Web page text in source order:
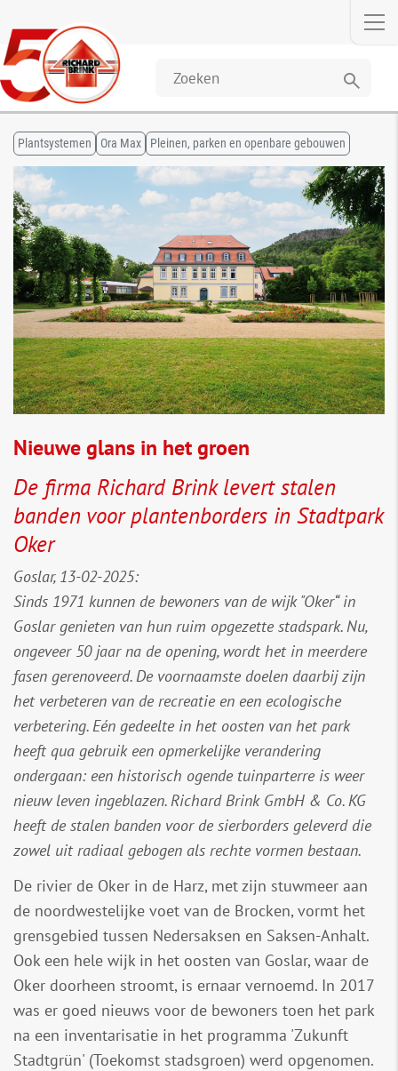
search
Plantsystemen Ora Max Pleinen, parken en openbare gebouwen
Nieuwe glans in het groen
De firma Richard Brink levert stalen
banden voor plantenborders in Stadtpark
Oker
Goslar, 13-02-2025:
Sinds 1971 kunnen de bewoners van de wijk "Oker“ in
Goslar genieten van hun ruim opgezette stadspark. Nu,
ongeveer 50 jaar na de opening, wordt het in meerdere
fasen gerenoveerd. De voornaamste doelen daarbij zijn
het verbeteren van de recreatie en een ecologische
verbetering. Eén gedeelte in het oosten van het park
heeft qua gebruik een opmerkelijke verandering
ondergaan: een historisch ogende tuinparterre is weer
nieuw leven ingeblazen. Richard Brink GmbH & Co. KG
heeft de stalen banden voor de sierborders geleverd die
zowel uit radiaal gebogen als rechte vormen bestaan.
De rivier de Oker in de Harz, met zijn stuwmeer aan
de noordwestelijke voet van de Brocken, vormt het
grensgebied tussen Nedersaksen en Saksen-Anhalt.
Ook een hele wijk in het oosten van Goslar, waar de
Oker doorheen stroomt, is ernaar vernoemd. In 2017
was er goed nieuws voor de bewoners toen het park
na een inventarisatie in het programma 'Zukunft
Stadtgrün' (Toekomst stadsgroen) werd opgenomen.